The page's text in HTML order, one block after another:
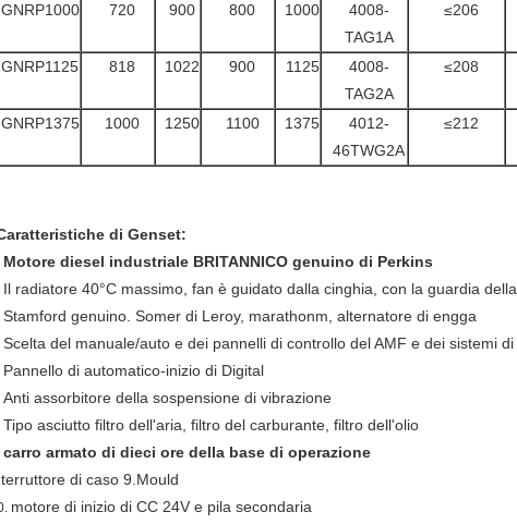
GNRP1000 720 900 800 1000
4008-
TAG1A
≤206
GNRP1125 818 1022 900 1125
4008-
TAG2A
≤208
GNRP1375 1000 1250 1100 1375
4012-
46TWG2A
≤212
di Genset:
Motore diesel industriale BRITANNICO genuino di Perkins
Il radiatore 40°C massimo, fan è guidato dalla cinghia, con la guardia
Stamford genuino. Somer di Leroy, marathonm, alternatore di engga
Scelta del manuale/auto e dei pannelli di controllo del AMF e dei sistemi
Pannello di automatico-inizio di Digital
Anti assorbitore della sospensione di vibrazione
Tipo asciutto filtro dell'aria, filtro del carburante, filtro dell'olio
carro armato di dieci ore della base di operazione
di caso 9.Mould
motore di inizio di CC 24V e pila secondaria